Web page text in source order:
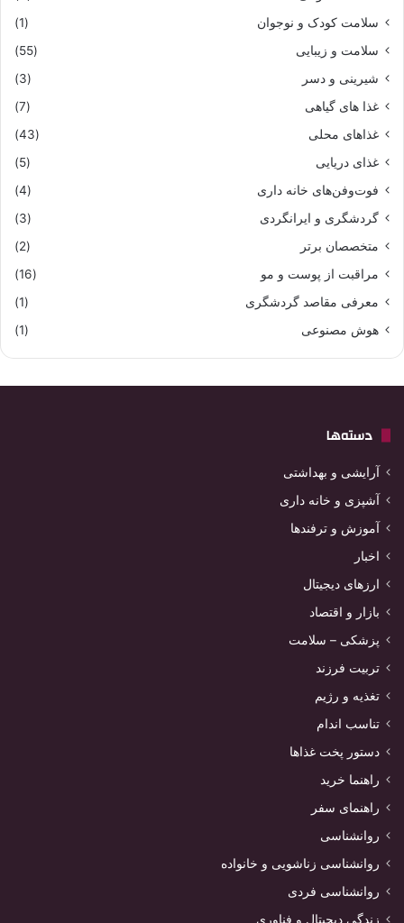
سلامت کودک و نوجوان
(1)
سلامت و زیبایی
(55)
شیرینی و دسر
(3)
غذا های گیاهی
(7)
غذاهای محلی
(43)
غذای دریایی
(5)
فوت‌وفن‌های خانه داری
(4)
گردشگری و ایرانگردی
(3)
متخصصان برتر
(2)
مراقبت از پوست و مو
(16)
معرفی مقاصد گردشگری
(1)
هوش مصنوعی
(1)
دسته‌ها
آرایشی و بهداشتی
آشپزی و خانه داری
آموزش و ترفندها
اخبار
ارزهای دیجیتال
بازار و اقتصاد
پزشکی – سلامت
تربیت فرزند
تغذیه و رژیم
تناسب اندام
دستور پخت غذاها
راهنما خرید
راهنمای سفر
روانشناسی
روانشناسی زناشویی و خانواده
روانشناسی فردی
زندگی دیجیتال و فناوری